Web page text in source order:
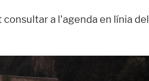
a l'agenda en línia del